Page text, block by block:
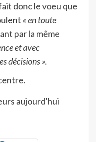
donc le voeu que
« en toute
par la même
et avec
décisions ».
aujourd'hui